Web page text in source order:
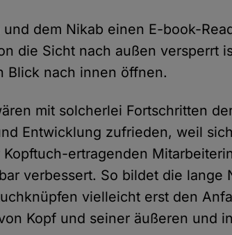
dem Nikab einen E-book-
die Sicht nach außen versperrt
Blick nach innen öffnen.
mit solcherlei Fortschritten
Entwicklung zufrieden, weil
ertragenden
verbessert. So bildet die lange
vielleicht erst den
Kopf und seiner äußeren und